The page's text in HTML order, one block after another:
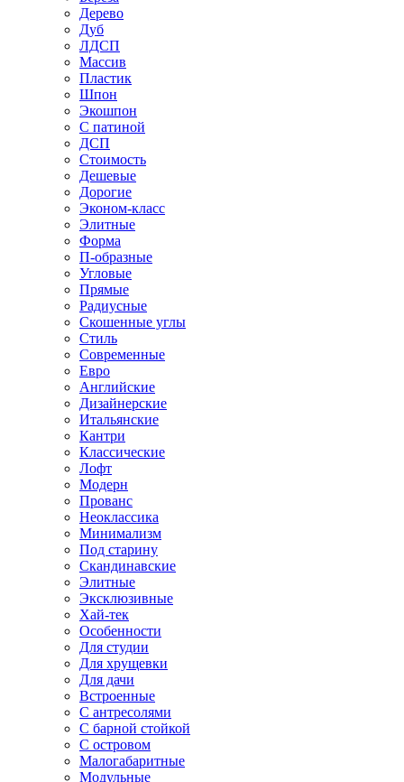
Дерево
Дуб
ЛДСП
Массив
Пластик
Шпон
Экошпон
С патиной
ДСП
Стоимость
Дешевые
Дорогие
Эконом-класс
Элитные
Форма
П-образные
Угловые
Прямые
Радиусные
Скошенные углы
Стиль
Современные
Евро
Английские
Дизайнерские
Итальянские
Кантри
Классические
Лофт
Модерн
Прованс
Неоклассика
Минимализм
Под старину
Скандинавские
Элитные
Эксклюзивные
Хай-тек
Особенности
Для студии
Для хрущевки
Для дачи
Встроенные
С антресолями
С барной стойкой
С островом
Малогабаритные
Модульные